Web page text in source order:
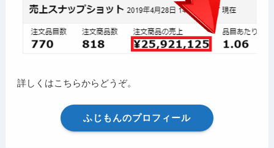
詳しくはこちらからどうぞ。
ふじもんのプロフィール